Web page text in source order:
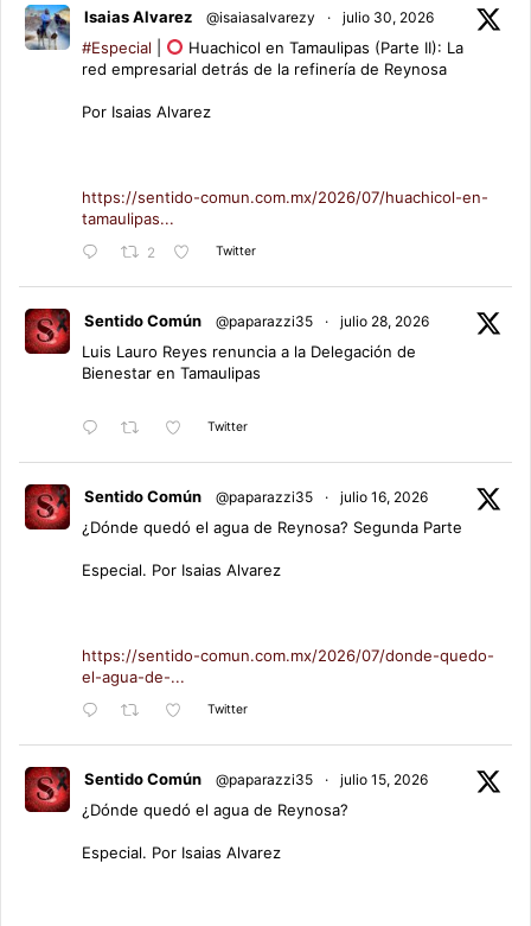
Isaias Alvarez @isaiasalvarezy · julio 30, 2026
#Especial
Huachicol en Tamaulipas (Parte II): La
red empresarial detrás de la refinería de Reynosa
Por Isaias Alvarez
https://sentido-comun.com.mx/2026/07/huachicol-en-
tamaulipas...
2 Twitter
Sentido Común @paparazzi35 · julio 28, 2026
Luis Lauro Reyes renuncia a la Delegación de
Bienestar en Tamaulipas
Twitter
Sentido Común @paparazzi35 · julio 16, 2026
¿Dónde quedó el agua de Reynosa? Segunda Parte
Especial. Por Isaias Alvarez
https://sentido-comun.com.mx/2026/07/donde-quedo-
el-agua-de-...
Twitter
Sentido Común @paparazzi35 · julio 15, 2026
¿Dónde quedó el agua de Reynosa?
Especial. Por Isaias Alvarez